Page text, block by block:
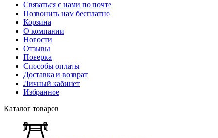
Связаться с нами по почте
Позвонить нам бесплатно
Корзина
О компании
Новости
Отзывы
Поверка
Способы оплаты
Доставка и возврат
Личный кабинет
Избранное
Каталог товаров